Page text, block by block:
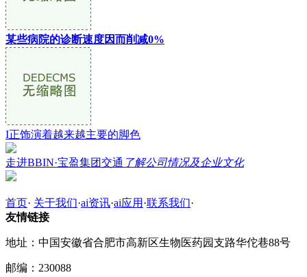
某些病院的诊断速度因而削减0%
I正饰演着越来越主要的脚色
走进BBIN·宝盈集团交通 了解公司情况及企业文化
首页· 关于我们·ai资讯·ai应用 ·联系我们·
友情链接
地址：中国安徽省合肥市高新区生物医药园支路华佗巷88号
邮编：230088